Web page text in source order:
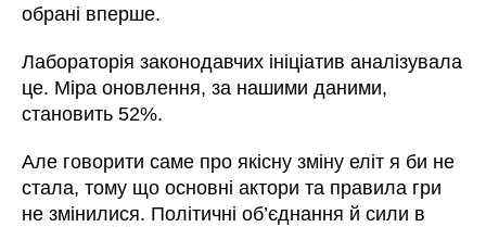
обрані вперше.
Лабораторія законодавчих ініціатив аналізувала
це. Міра оновлення, за нашими даними,
становить 52%.
Але говорити саме про якісну зміну еліт я би не
стала, тому що основні актори та правила гри
не змінилися. Політичні об’єднання й сили в